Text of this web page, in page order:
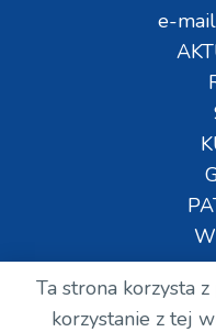
e-
Copyright ©
Ta strona korzysta
korzystanie z tej